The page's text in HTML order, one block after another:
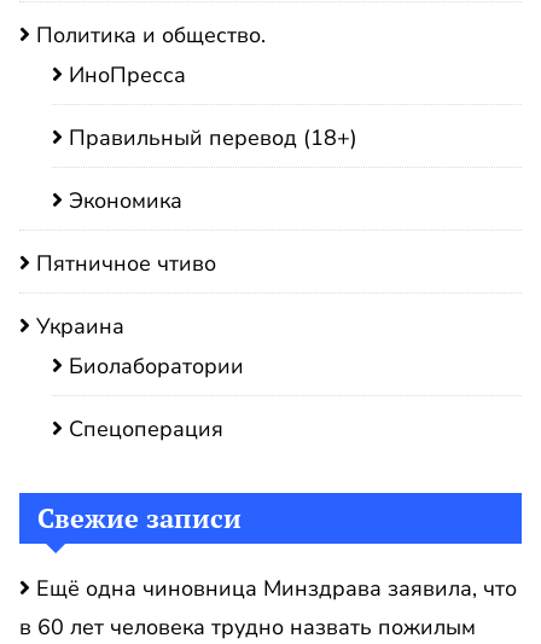
Политика и общество.
ИноПресса
Правильный перевод (18+)
Экономика
Пятничное чтиво
Украина
Биолаборатории
Спецоперация
Свежие записи
Ещё одна чиновница Минздрава заявила, что
в 60 лет человека трудно назвать пожилым